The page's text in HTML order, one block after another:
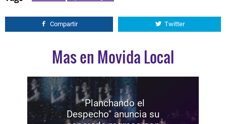
Compartir Twitter
Mas en Movida Local
"Planchando el
Despecho" anuncia su